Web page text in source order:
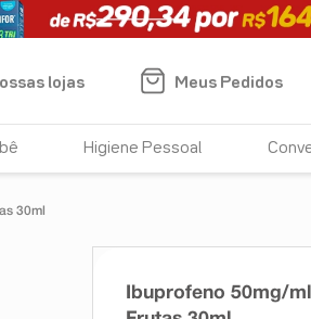
lojas
Meus Pedidos
Higiene Pessoal
30ml
Ibuprofeno 50mg/